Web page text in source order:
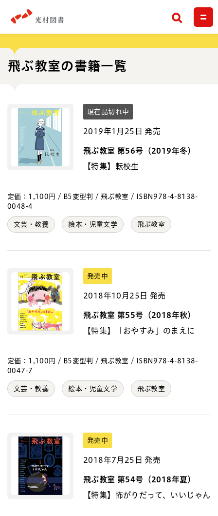
検索
飛ぶ教室の書籍一覧
現在品切れ中
2019年1月25日 発売
飛ぶ教室 第56号（2019年冬）
【特集】転校生
定価：1,100円 / B5変型判 / 飛ぶ教室 / ISBN978-4-8138-
0048-4
文芸・教養 絵本・児童文学 飛ぶ教室
発売中
2018年10月25日 発売
飛ぶ教室 第55号（2018年秋）
【特集】「おやすみ」のまえに
定価：1,100円 / B5変型判 / 飛ぶ教室 / ISBN978-4-8138-
0047-7
文芸・教養 絵本・児童文学 飛ぶ教室
発売中
2018年7月25日 発売
飛ぶ教室 第54号（2018年夏）
【特集】怖がりだって、いいじゃん